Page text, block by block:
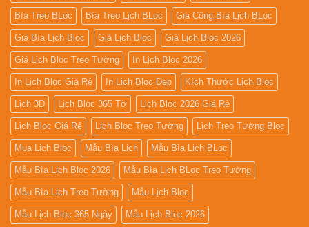
Bìa Treo BLoc Bìa Treo Lịch BLoc Gia Công Bìa Lịch BLoc
Giá Bìa Lịch Bloc Giá Lịch Bloc Giá Lịch Bloc 2026
Giá Lịch Bloc Treo Tường In Lịch Bloc 2026
In Lịch Bloc Giá Rẻ In Lịch Bloc Đẹp Kích Thước Lịch Bloc
Lịch 3D Lịch Bloc 365 Tờ Lịch Bloc 2026 Giá Rẻ
Lịch Bloc Giá Rẻ Lịch Bloc Treo Tường Lịch Treo Tường Bloc
Mua Lich Bloc Mẫu Bìa Lịch Mẫu Bìa Lịch BLoc
Mẫu Bìa Lịch Bloc 2026 Mẫu Bìa Lịch BLoc Treo Tường
Mẫu Bìa Lịch Treo Tường Mẫu Lịch Bloc
Mẫu Lịch Bloc 365 Ngày Mẫu Lịch Bloc 2026